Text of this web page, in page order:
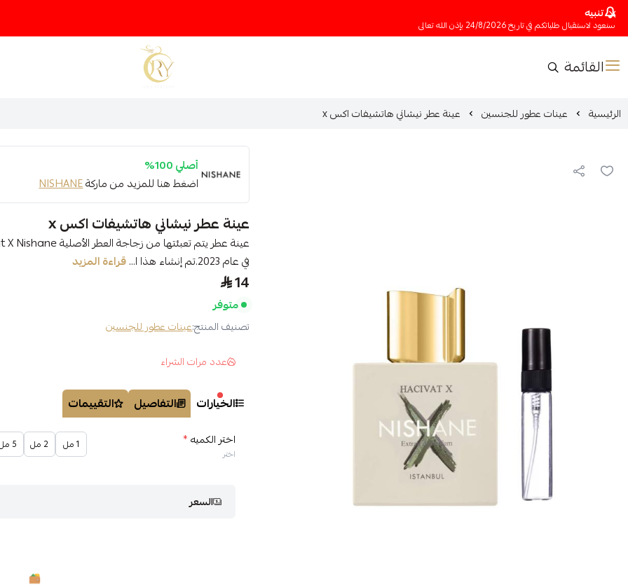
تنبيه
سنعود لاستقبال طلباتكم في تاريخ 24/8/2026 بإذن الله تعالى
القائمة متجر عينات عطور أوري
الرئيسية عينات عطور للجنسين عينة عطر نيشاني هاتشيفات اكس x
أصلي 100%
اضغط هنا للمزيد من ماركةNISHANE
عينة عطر نيشاني هاتشيفات اكس x
في عام 2023.تم إنشاء هذا ا...
قراءة المزيد
14
متوفر
تصنيف المنتج:عينات عطور للجنسين
عدد مرات الشراء
الخيارات التفاصيل التقييمات
اختر الكميه*
اختر
1 مل 2 مل 5 مل
السعر